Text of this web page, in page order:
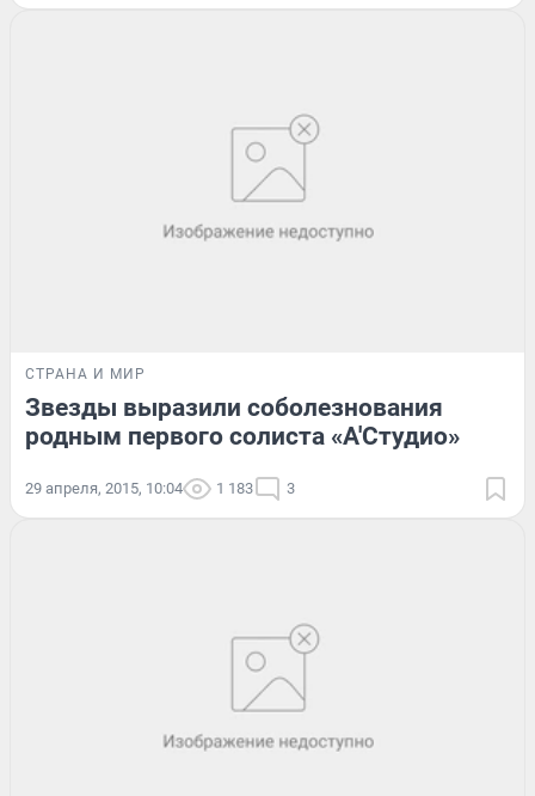
СТРАНА И МИР
Звезды выразили соболезнования
родным первого солиста «А'Студио»
29 апреля, 2015, 10:04 1 183 3